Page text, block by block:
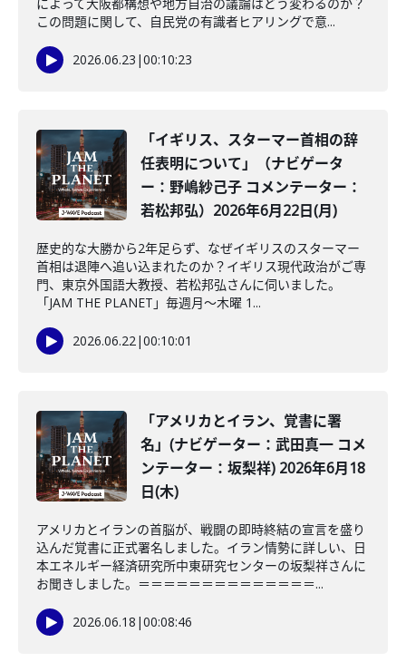
この問題に関して、自民党の有識者ヒアリングで意...
2026.06.23 |00:10:23
「イギリス、スターマー首相の辞
任表明について」（ナビゲータ
ー：野嶋紗己子 コメンテーター：
若松邦弘）2026年6月22日(月)
歴史的な大勝から2年足らず、なぜイギリスのスターマー
首相は退陣へ追い込まれたのか？イギリス現代政治がご専
門、東京外国語大教授、若松邦弘さんに伺いました。
「JAM THE PLANET」毎週月～木曜 1...
2026.06.22|00:10:01
「アメリカとイラン、覚書に署
名」(ナビゲーター：武田真一 コメ
ンテーター：坂梨祥) 2026年6月18
日(木)
アメリカとイランの首脳が、戦闘の即時終結の宣言を盛り
込んだ覚書に正式署名しました。イラン情勢に詳しい、日
本エネルギー経済研究所中東研究センターの坂梨祥さんに
お聞きしました。＝＝＝＝＝＝＝＝＝＝＝＝＝＝...
2026.06.18 |00:08:46